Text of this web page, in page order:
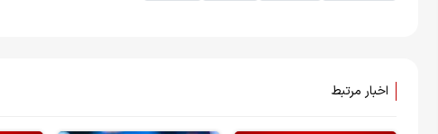
اخبار مرتبط